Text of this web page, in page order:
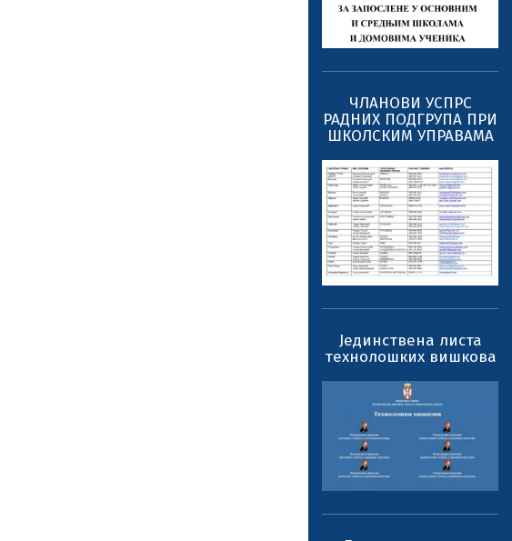
ЧЛАНОВИ УСПРС
РАДНИХ ПОДГРУПА ПРИ
ШКОЛСКИМ УПРАВАМА
Јединствена листа
технолошких вишкова